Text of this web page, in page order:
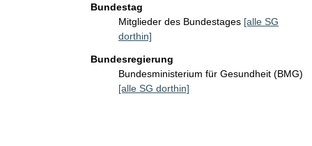
Bundestag
Mitglieder des Bundestages [alle SG
dorthin]
Bundesregierung
Bundesministerium für Gesundheit (BMG)
[alle SG dorthin]